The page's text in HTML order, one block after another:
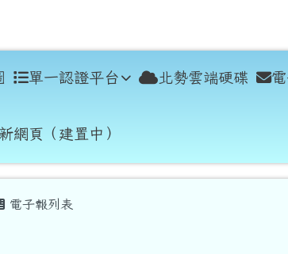
單一認證平台 北勢雲端硬碟
網頁（建置中）
電子報列表